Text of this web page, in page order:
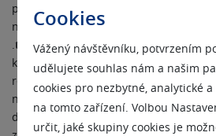
Cookies
Vážený návštěvníku, potvrzením
udělujete souhlas nám a našim
cookies pro nezbytné, analytické
na tomto zařízení. Volbou
určit, jaké skupiny cookies je
provedena každým jednotlivcem nebo
na národnost. Na stránkách
.tel
volně registrovat v průběhu
koncová cena bude 990 Kč/1 rok. V
registrace v Sunrise nebo Landrush
na naši
zákaznickou podporu.
Po
dokumentů k vlastnictví ochranné